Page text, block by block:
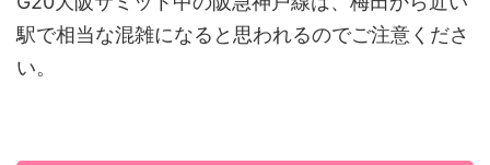
駅で相当な混雑になると思われるのでご注意くださ
い。